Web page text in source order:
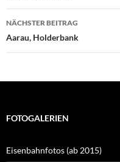
NÄCHSTER BEITRAG
Aarau, Holderbank
FOTOGALERIEN
Eisenbahnfotos (ab 2015)